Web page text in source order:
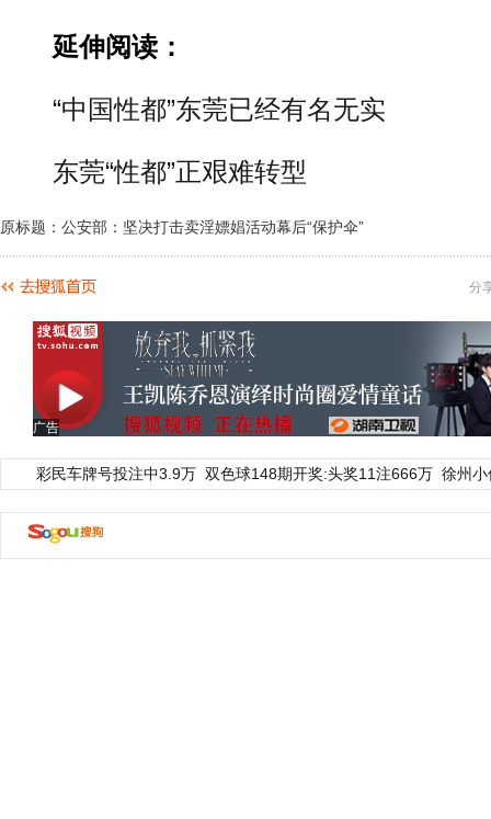
延伸阅读：
“中国性都”东莞已经有名无实
东莞“性都”正艰难转型
原标题：公安部：坚决打击卖淫嫖娼活动幕后“保护伞”
分
广告
彩民车牌号投注中3.9万 双色球148期开奖:头奖11注666万 徐州